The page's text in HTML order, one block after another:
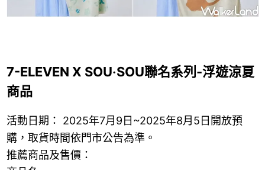
7-ELEVEN X SOU‧SOU聯名系列-浮遊涼夏
商品
活動日期： 2025年7月9日~2025年8月5日開放預
購，取貨時間依門市公告為準。
推薦商品及售價：